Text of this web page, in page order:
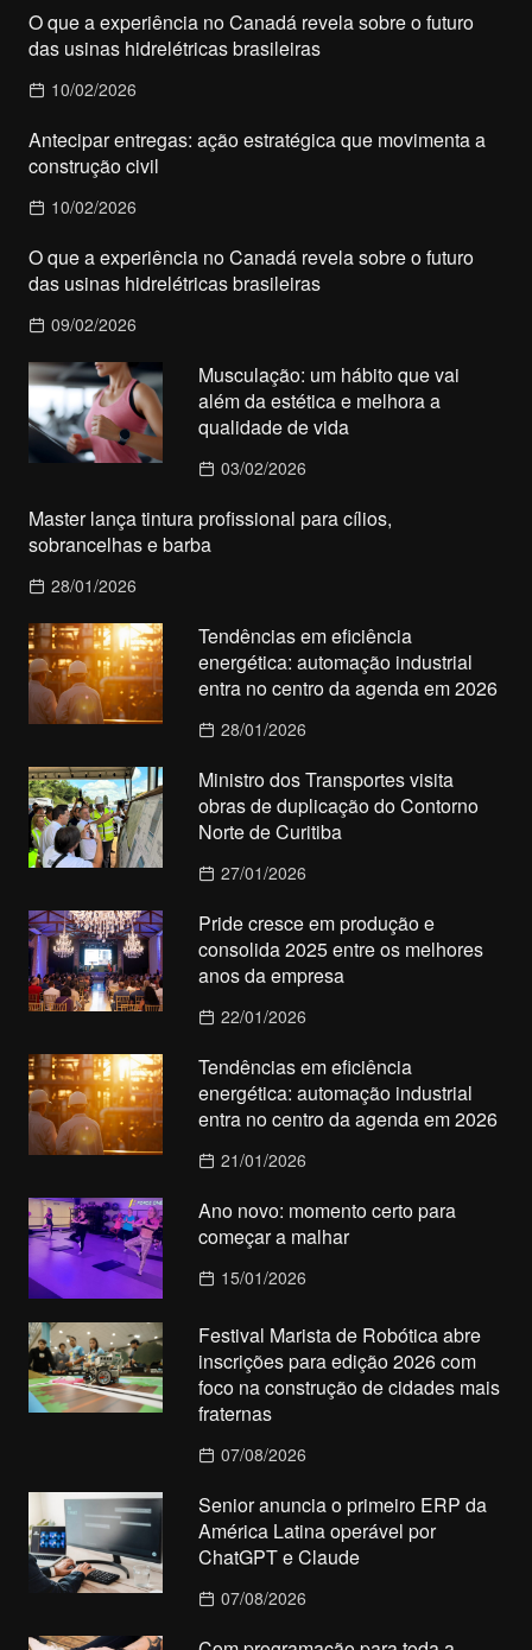
O que a experiência no Canadá revela sobre o futuro
das usinas hidrelétricas brasileiras
10/02/2026
Antecipar entregas: ação estratégica que movimenta a
construção civil
10/02/2026
O que a experiência no Canadá revela sobre o futuro
das usinas hidrelétricas brasileiras
09/02/2026
Musculação: um hábito que vai
além da estética e melhora a
qualidade de vida
03/02/2026
Master lança tintura profissional para cílios,
sobrancelhas e barba
28/01/2026
Tendências em eficiência
energética: automação industrial
entra no centro da agenda em 2026
28/01/2026
Ministro dos Transportes visita
obras de duplicação do Contorno
Norte de Curitiba
27/01/2026
Pride cresce em produção e
consolida 2025 entre os melhores
anos da empresa
22/01/2026
Tendências em eficiência
energética: automação industrial
entra no centro da agenda em 2026
21/01/2026
Ano novo: momento certo para
começar a malhar
15/01/2026
Festival Marista de Robótica abre
inscrições para edição 2026 com
foco na construção de cidades mais
fraternas
07/08/2026
Senior anuncia o primeiro ERP da
América Latina operável por
ChatGPT e Claude
07/08/2026